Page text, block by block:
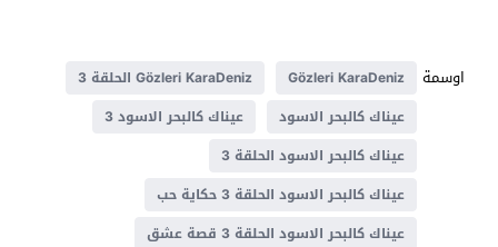
اوسمة Gözleri KaraDeniz
Gözleri KaraDeniz الحلقة 3
عيناك كالبحر الاسود
عيناك كالبحر الاسود 3
عيناك كالبحر الاسود الحلقة 3
عيناك كالبحر الاسود الحلقة 3 حكاية حب
عيناك كالبحر الاسود الحلقة 3 قصة عشق